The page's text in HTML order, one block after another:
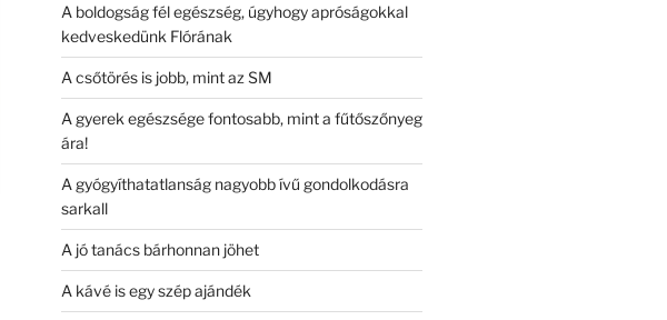
A boldogság fél egészség, úgyhogy apróságokkal
kedveskedünk Flórának
A csőtörés is jobb, mint az SM
A gyerek egészsége fontosabb, mint a fűtőszőnyeg
ára!
A gyógyíthatatlanság nagyobb ívű gondolkodásra
sarkall
A jó tanács bárhonnan jöhet
A kávé is egy szép ajándék